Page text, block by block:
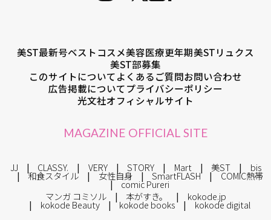
美ST最新号ベストコスメ美容医療更年期美STリュクス
美ST部募集
このサイトについてよくあるご質問お問い合わせ
広告掲載についてプライバシーポリシー
光文社オフィシャルサイト
MAGAZINE OFFICIAL SITE
JJ CLASSY. VERY STORY Mart 美ST bis
和食スタイル 女性自身 SmartFLASH COMIC熱帯
comic Pureri
マンガ コミソル
本がすき。 kokode.jp
kokode Beauty kokode books kokode digital